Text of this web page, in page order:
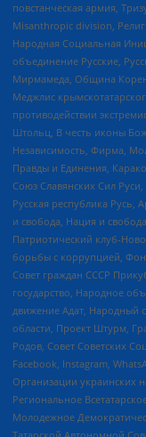
повстанческая армия,
Misanthropic division,
Народная Социальная
объединение Русские,
Мирмамеда, Община
Меджлис
противодействии
Штольц, В честь иконы
Независимость, Фирма,
Правды и Единения,
Союз Славянских Сил
Русская республика Русь,
и свобода, Нация и
Патриотический клуб-
борьбы с коррупцией,
Совет граждан СССР
государство, Народное
движение Адат, Народный
области, Проект Штурм,
Родов, Совет Советских
Facebook, Instagram,
Организации украинских
Региональное
Молодежное